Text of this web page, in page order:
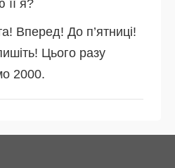
її я?
Вперед! До п’ятниці!
Цього разу
2000.